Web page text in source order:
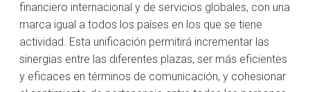
financiero internacional y de servicios globales, con una
marca igual a todos los países en los que se tiene
actividad. Esta unificación permitirá incrementar las
sinergias entre las diferentes plazas, ser más eficientes
y eficaces en términos de comunicación, y cohesionar